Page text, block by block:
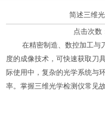
简述三维
点击次数
在精密制造、数控加工与刀
度的成像技术，可快速获取刀
际使用中，复杂的光学系统与
率。掌握三维光学检测仪常见